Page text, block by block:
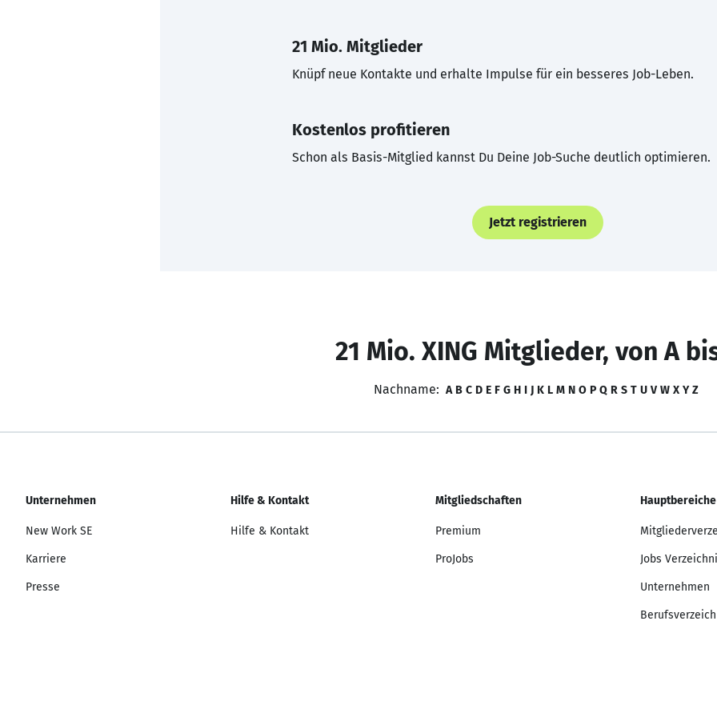
21 Mio. Mitglieder
Knüpf neue Kontakte und erhalte Impulse für ein besseres Job-Leben.
Kostenlos profitieren
Schon als Basis-Mitglied kannst Du Deine Job-Suche deutlich optimieren.
Jetzt registrieren
21 Mio. XING Mitglieder, von A
Nachname: A B C D E F G H I J K L M N O P Q R S T U V W X Y Z
Unternehmen
New Work SE
Karriere
Presse
Hilfe & Kontakt
Hilfe & Kontakt
Mitgliedschaften
Premium
ProJobs
Hauptbereiche
Jobs
Unternehmen